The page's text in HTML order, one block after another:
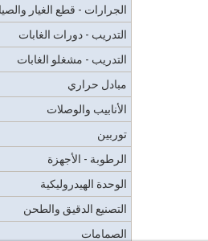
الجرارات - قطع الغيار
التدريب - دورات الغابات
التدريب - مشغلو الغابات
مبادل حراري
الأنابيب والوصلات
توربين
الرطوبة - الأجهزة
الوحدة الهيدروليكية
التصنيع الدقيق والطحن
الصمامات